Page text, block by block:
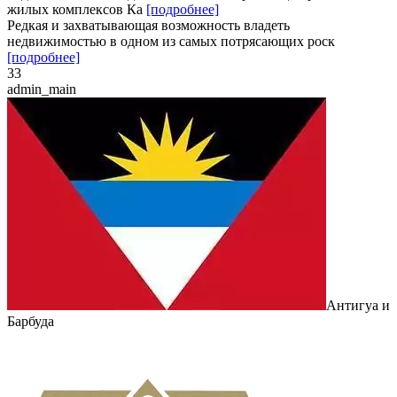
жилых комплексов Ка [подробнее]
Редкая и захватывающая возможность владеть
недвижимостью в одном из самых потрясающих роск
[подробнее]
33
admin_main
Антигуа и
Барбуда